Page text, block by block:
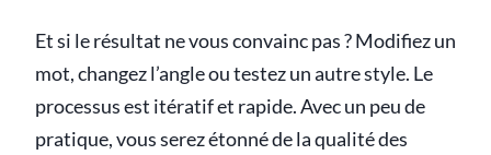
Et si le résultat ne vous convainc pas ? Modifiez un
mot, changez l’angle ou testez un autre style. Le
processus est itératif et rapide. Avec un peu de
pratique, vous serez étonné de la qualité des